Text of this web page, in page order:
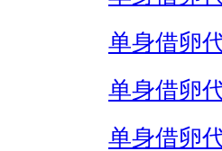
单身借卵
单身借卵
单身借卵